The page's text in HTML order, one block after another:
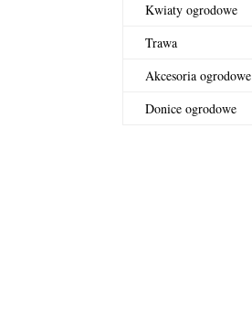
Kwiaty ogrodowe
Trawa
Akcesoria ogrodowe
Donice ogrodowe